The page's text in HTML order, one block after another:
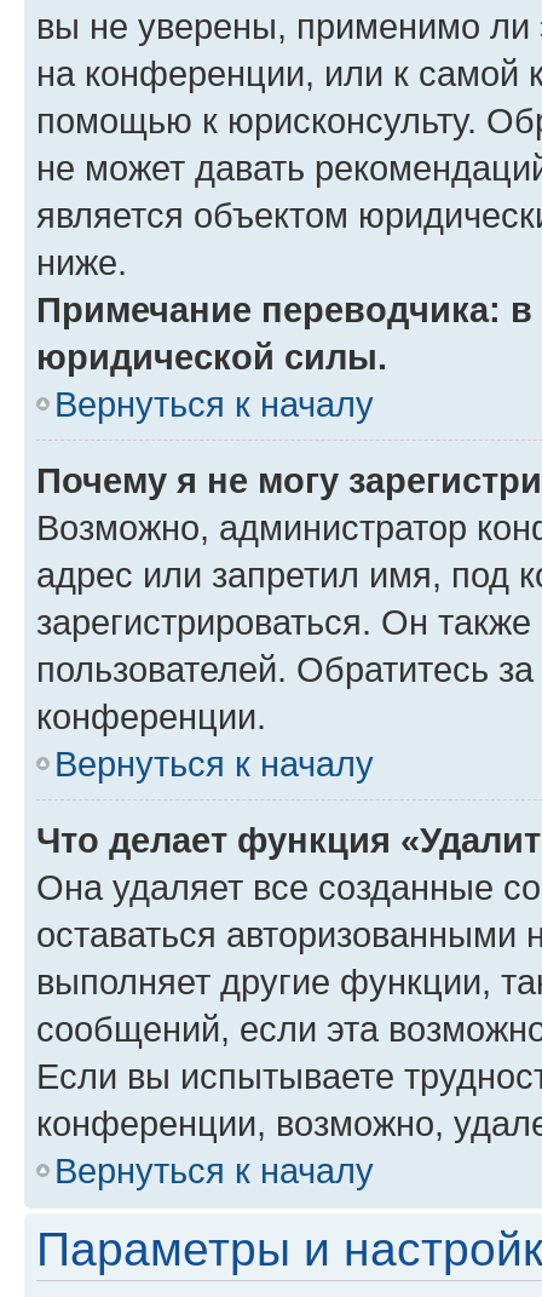
вы не уверены, применимо ли
на конференции, или к самой
помощью к юрисконсульту.
не может давать
является объектом
ниже.
Примечание переводчика:
юридической силы.
Вернуться к началу
Почему я не могу
Возможно, администратор
адрес или запретил имя, под
зарегистрироваться. Он
пользователей. Обратитесь
конференции.
Вернуться к началу
Что делает функция
Она удаляет все созданные
оставаться авторизованными
выполняет другие функции,
сообщений, если эта
Если вы испытываете
конференции, возможно,
Вернуться к началу
Параметры и